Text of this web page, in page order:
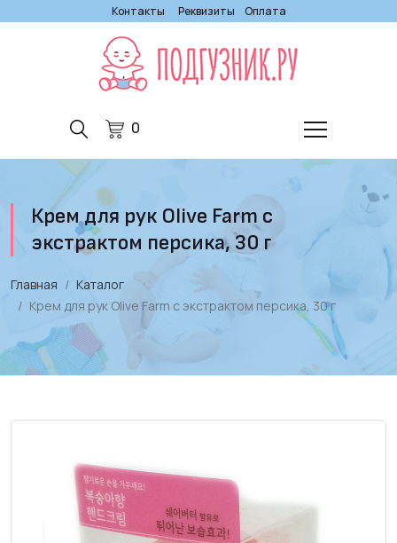
Контакты Реквизиты Оплата
0
Крем для рук Olive Farm с
экстрактом персика, 30 г
Главная
Каталог
Крем для рук Olive Farm с экстрактом персика, 30 г